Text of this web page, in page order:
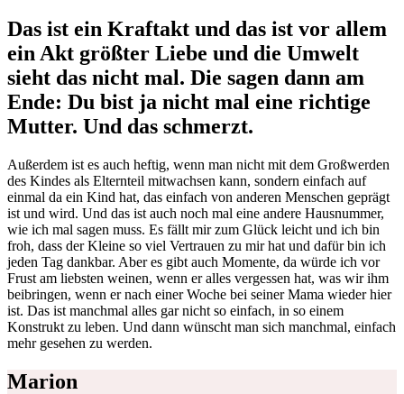
Das ist ein Kraftakt und das ist vor allem
ein Akt größter Liebe und die Umwelt
sieht das nicht mal. Die sagen dann am
Ende: Du bist ja nicht mal eine richtige
Mutter. Und das schmerzt.
Außerdem ist es auch heftig, wenn man nicht mit dem Großwerden
des Kindes als Elternteil mitwachsen kann, sondern einfach auf
einmal da ein Kind hat, das einfach von anderen Menschen geprägt
ist und wird. Und das ist auch noch mal eine andere Hausnummer,
wie ich mal sagen muss. Es fällt mir zum Glück leicht und ich bin
froh, dass der Kleine so viel Vertrauen zu mir hat und dafür bin ich
jeden Tag dankbar. Aber es gibt auch Momente, da würde ich vor
Frust am liebsten weinen, wenn er alles vergessen hat, was wir ihm
beibringen, wenn er nach einer Woche bei seiner Mama wieder hier
ist. Das ist manchmal alles gar nicht so einfach, in so einem
Konstrukt zu leben. Und dann wünscht man sich manchmal, einfach
mehr gesehen zu werden.
Marion